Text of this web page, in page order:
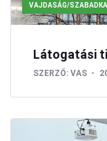
VAJDASÁG/SZABADKA
Látogatási
SZERZŐ: VAS